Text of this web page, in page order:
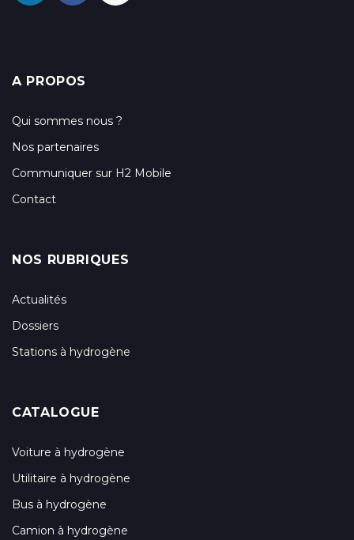
A PROPOS
Qui sommes nous ?
Nos partenaires
Communiquer sur H2 Mobile
Contact
NOS RUBRIQUES
Actualités
Dossiers
Stations à hydrogène
CATALOGUE
Voiture à hydrogène
Utilitaire à hydrogène
Bus à hydrogène
Camion à hydrogène